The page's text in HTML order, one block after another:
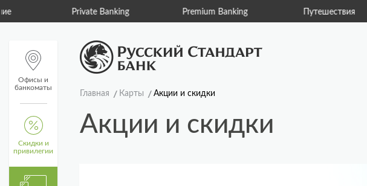
Private Banking Premium Banking Путешествия
Офисы и
банкоматы
Скидки и
привилегии
Главная Карты Акции и скидки
Акции и скидки